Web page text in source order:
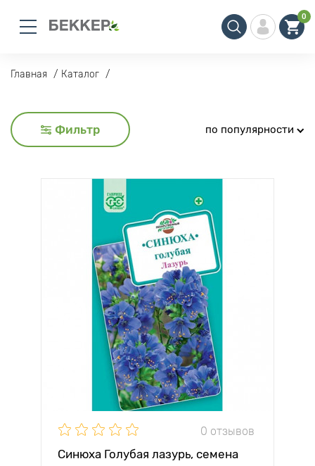
0
Главная Каталог
Фильтр по популярности
0 отзывов
Синюха Голубая лазурь, семена